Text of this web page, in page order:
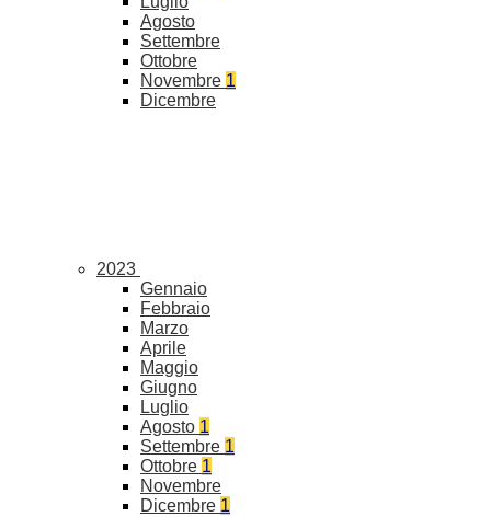
Agosto
Settembre
Ottobre
Novembre 1
Dicembre
2023
Gennaio
Febbraio
Marzo
Aprile
Maggio
Giugno
Luglio
Agosto 1
Settembre 1
Ottobre 1
Novembre
Dicembre 1